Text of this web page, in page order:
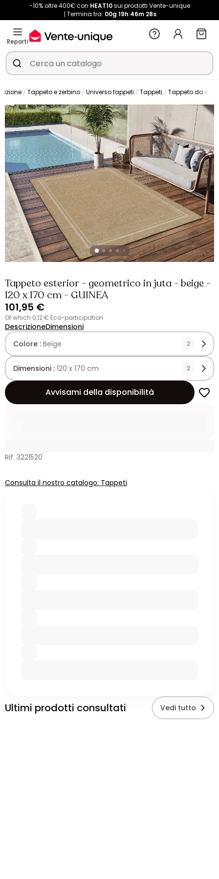
-10% oltre 400€ con HEAT10sui prodotti Vente-unique
Termina tra: 00g 19h 46m 27s
Reparti
Tappeto e zerbino Universo tappeti Tappeti Tappeto da
Tappeto esterior - geometrico in juta - beige -
120 x 170 cm - GUINEA
101,95 €
of which 0,12 € Eco-participation
DescrizioneDimensioni
Colore : Beige 2
Dimensioni : 120 x 170 cm 2
Avvisami della disponibilità
Rif. 3221520
Consulta il nostro catalogo: Tappeti
Ultimi prodotti consultati Vedi tutto